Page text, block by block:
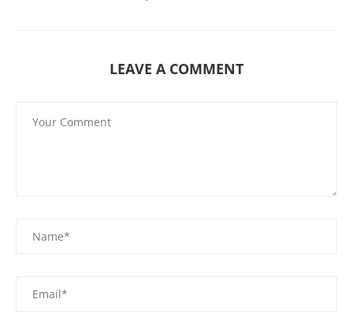
LEAVE A COMMENT